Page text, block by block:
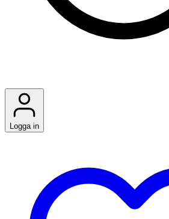
Logga in